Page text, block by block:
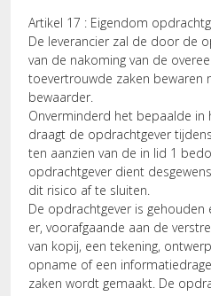
Artikel 17 : Eigendom
De leverancier zal de door de
van de nakoming van de
toevertrouwde zaken bewaren
bewaarder.
Onverminderd het bepaalde in
draagt de opdrachtgever
ten aanzien van de in lid 1
opdrachtgever dient
dit risico af te sluiten.
De opdrachtgever is
er, voorafgaande aan de
van kopij, een tekening,
opname of een
zaken wordt gemaakt. De